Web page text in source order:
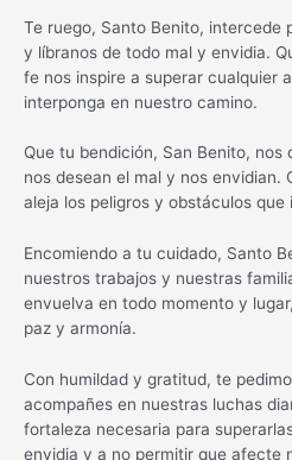
Te ruego, Santo Benito, intercede
y líbranos de todo mal y envidia.
fe nos inspire a superar cualquier
interponga en nuestro camino.
Que tu bendición, San Benito, nos
nos desean el mal y nos envidian.
aleja los peligros y obstáculos
Encomiendo a tu cuidado, Santo
nuestros trabajos y nuestras
envuelva en todo momento y
paz y armonía.
Con humildad y gratitud, te
acompañes en nuestras luchas
fortaleza necesaria para
envidia y a no permitir que afecte